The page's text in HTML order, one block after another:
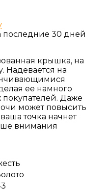
последние 30 дней
крышка, на
Надевается на
ее намного
покупателей. Даже
может повысить
точка начнет
внимания